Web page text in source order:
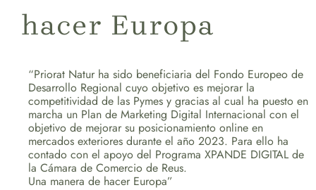
hacer Europa
“Priorat Natur ha sido beneficiaria del Fondo Europeo de
Desarrollo Regional cuyo objetivo es mejorar la
competitividad de las Pymes y gracias al cual ha puesto en
marcha un Plan de Marketing Digital Internacional con el
objetivo de mejorar su posicionamiento online en
mercados exteriores durante el año 2023. Para ello ha
contado con el apoyo del Programa XPANDE DIGITAL de
la Cámara de Comercio de Reus.
Una manera de hacer Europa”